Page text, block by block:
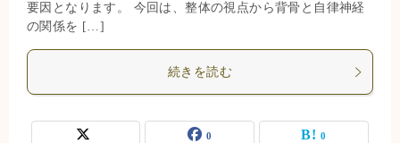
要因となります。 今回は、整体の視点から背骨と自律神経
の関係を […]
続きを読む
0 0